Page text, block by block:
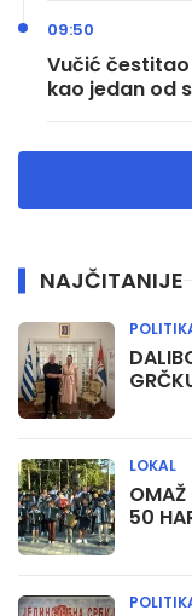
Vučić
kao jedan od
09:50
NAJČITANIJE
OMAŽ
50
LOKAL